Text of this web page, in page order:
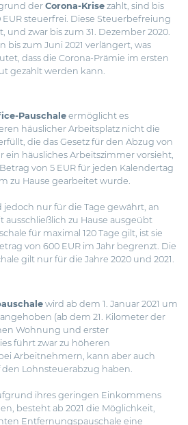
der Corona-Krise zahlt, sind bis
EUR steuerfrei. Diese Steuerbefreiung
und zwar bis zum 31. Dezember 2020.
bis zum Juni 2021 verlängert, was
dass die Corona-Prämie im ersten
gezahlt werden kann.
Pauschale ermöglicht es
häuslicher Arbeitsplatz nicht die
die das Gesetz für den Abzug von
häusliches Arbeitszimmer vorsieht,
von 5 EUR für jeden Kalendertag
zu Hause gearbeitet wurde.
jedoch nur für die Tage gewährt, an
ausschließlich zu Hause ausgeübt
für maximal 120 Tage gilt, ist sie
von 600 EUR im Jahr begrenzt. Die
gilt nur für die Jahre 2020 und 2021.
wird ab dem 1. Januar 2021 um
(ab dem 21. Kilometer der
Wohnung und erster
führt zwar zu höheren
Arbeitnehmern, kann aber auch
Lohnsteuerabzug haben.
ihres geringen Einkommens
besteht ab 2021 die Möglichkeit,
Entfernungspauschale eine